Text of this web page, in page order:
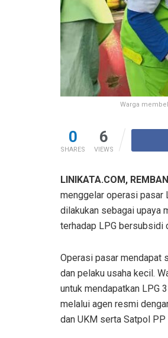
Warga
0
SHARES
6
VIEWS
LINIKATA.COM,
menggelar operasi pasar
dilakukan sebagai upaya
terhadap LPG bersubsidi
Operasi pasar mendapat
dan pelaku usaha kecil.
untuk mendapatkan LPG
melalui agen resmi
dan UKM serta Satpol PP